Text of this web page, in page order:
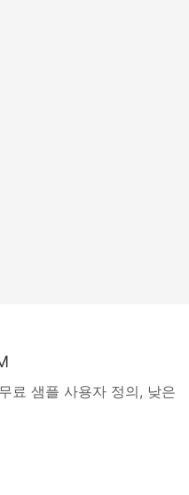
료 샘플 사용자 정의, 낮은